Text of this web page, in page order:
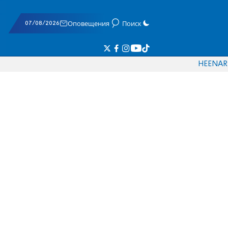
07/08/2026 Оповещения Поиск
HEENAR